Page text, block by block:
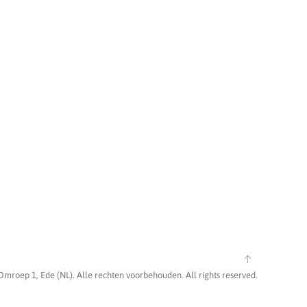
1, Ede (NL). Alle rechten voorbehouden. All rights reserved.